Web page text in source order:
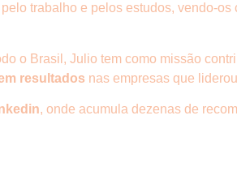
pelo trabalho e pelos estudos, vendo-
o Brasil, Julio tem como missão
resultados nas empresas que
, onde acumula dezenas de